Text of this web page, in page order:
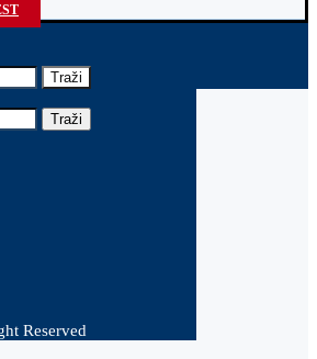
Traži
Traži
Reserved